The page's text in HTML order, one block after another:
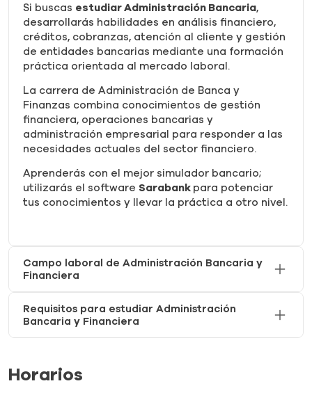
Si buscas estudiar Administración Bancaria,
desarrollarás habilidades en análisis financiero,
créditos, cobranzas, atención al cliente y gestión
de entidades bancarias mediante una formación
práctica orientada al mercado laboral.
La carrera de Administración de Banca y
Finanzas combina conocimientos de gestión
financiera, operaciones bancarias y
administración empresarial para responder a las
necesidades actuales del sector financiero.
Aprenderás con el mejor simulador bancario;
utilizarás el software Sarabank para potenciar
tus conocimientos y llevar la práctica a otro nivel.
Campo laboral de Administración Bancaria y
Financiera
Requisitos para estudiar Administración
Bancaria y Financiera
Horarios